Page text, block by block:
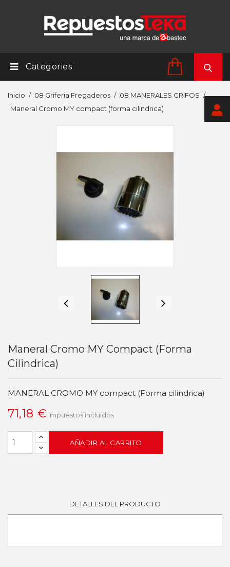
Categories
Inicio 08 Griferia Fregaderos
08 MANERALES GRIFOS
Maneral Cromo MY compact (forma cilindrica)
Maneral Cromo MY Compact (forma
Cilindrica)
MANERAL CROMO MY compact (Forma cilindrica)
71,18 € Impuestos incluidos
AÑADIR AL CARRITO
DETALLES DEL PRODUCTO